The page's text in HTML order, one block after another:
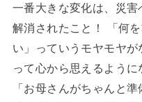
一番大きな変化は、災害
解消されたこと！ 「何
い」っていうモヤモヤが
って心から思えるよう
「お母さんがちゃんと